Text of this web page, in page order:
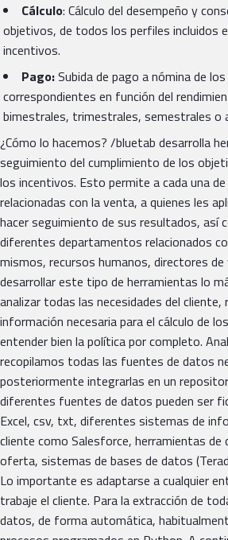
Cálculo: Cálculo del desempeño y
objetivos, de todos los perfiles incluidos
incentivos.
Pago:Subida de pago a nómina de
correspondientes en función del
bimestrales, trimestrales, semestrales o
¿Cómo lo hacemos? /bluetab desarrolla
seguimiento del cumplimiento de los
los incentivos. Esto permite a cada una
relacionadas con la venta, a quienes les
hacer seguimiento de sus resultados, así
diferentes departamentos relacionados
mismos, recursos humanos, directores
desarrollar este tipo de herramientas lo
analizar todas las necesidades del cliente,
información necesaria para el cálculo de
entender bien la política por completo.
recopilamos todas las fuentes de datos
posteriormente integrarlas en un
diferentes fuentes de datos pueden ser
Excel, csv, txt, diferentes sistemas de
cliente como Salesforce, herramientas de
oferta, sistemas de bases de datos
Lo importante es adaptarse a cualquier
trabaje el cliente. Para la extracción de
datos, de forma automática,